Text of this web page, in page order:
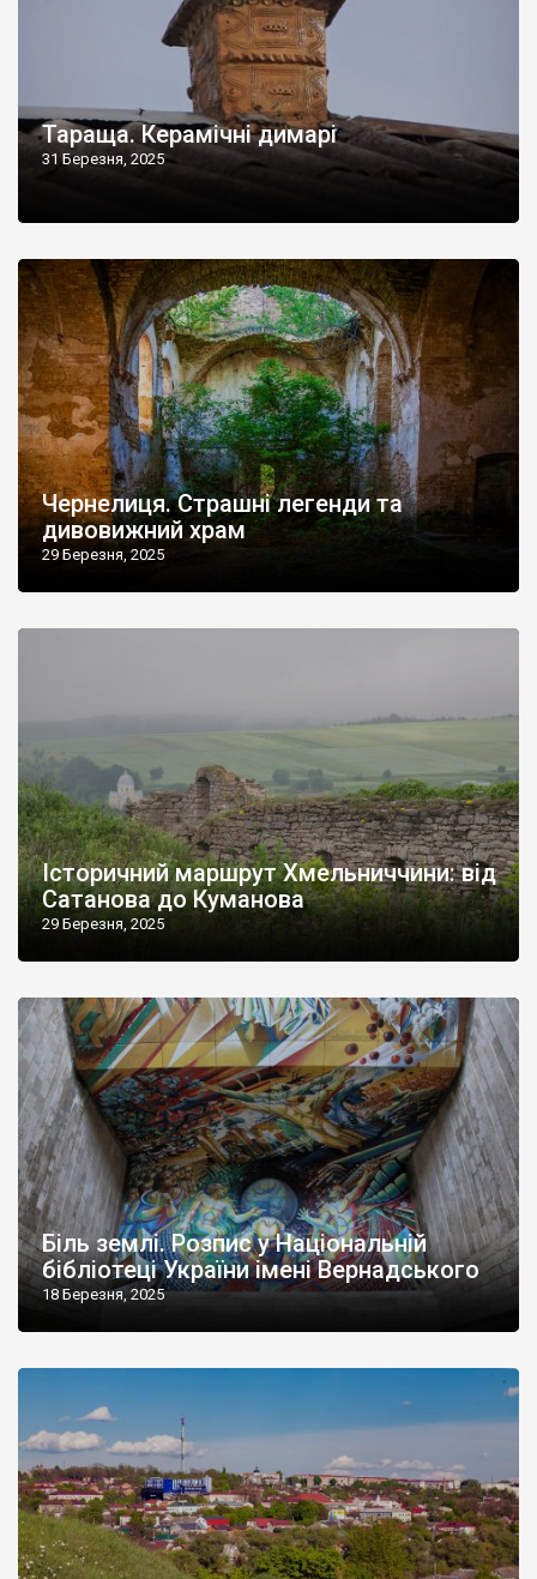
Тараща. Керамічні димарі
31 Березня, 2025
Чернелиця. Страшні легенди та
дивовижний храм
29 Березня, 2025
Історичний маршрут Хмельниччини: від
Сатанова до Куманова
29 Березня, 2025
Біль землі. Розпис у Національній
бібліотеці України імені Вернадського
18 Березня, 2025